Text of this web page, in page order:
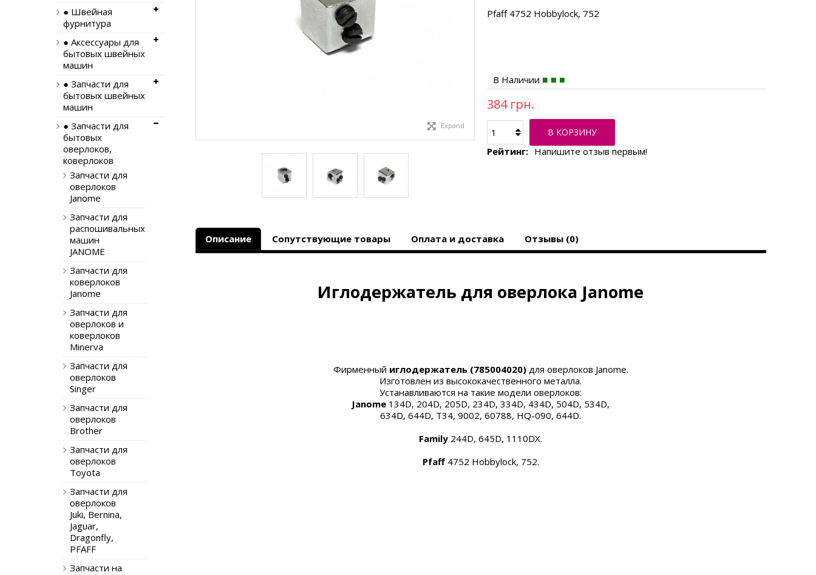
Expand
Pfaff 4752 Hobbylock, 752
В Наличии
384 грн.
В КОРЗИНУ
Рейтинг: Напишите отзыв первым!
Описание Сопутствующие товары Оплата и доставка Отзывы (0)
Иглодержатель для оверлока Janome
Фирменный иглодержатель (785004020)для оверлоков Janome.
Изготовлен из высококачественного металла.
Устанавливаются на такие модели оверлоков:
Janome 134D, 204D, 205D, 234D, 334D, 434D, 504D, 534D,
634D, 644D, T34, 9002, 60788, HQ-090, 644D.
Family 244D, 645D, 1110DX.
Pfaff4752 Hobbylock, 752.
● Швейная
фурнитура
● Аксессуары для
бытовых швейных
машин
● Запчасти для
бытовых швейных
машин
● Запчасти для
бытовых
оверлоков,
коверлоков
Запчасти для
оверлоков
Janome
Запчасти для
распошивальных
машин
JANOME
Запчасти для
коверлоков
Janome
Запчасти для
оверлоков и
коверлоков
Minerva
Запчасти для
оверлоков
Singer
Запчасти для
оверлоков
Brother
Запчасти для
оверлоков
Toyota
Запчасти для
оверлоков
Juki, Bernina,
Jaguar,
Dragonfly,
PFAFF
Запчасти на